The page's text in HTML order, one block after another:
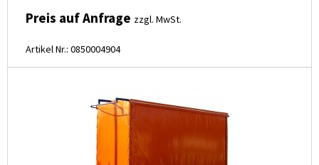
Preis auf Anfrage zzgl. MwSt.
Artikel Nr.: 0850004904